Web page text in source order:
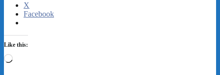
X
Facebook
Like this:
Loading…